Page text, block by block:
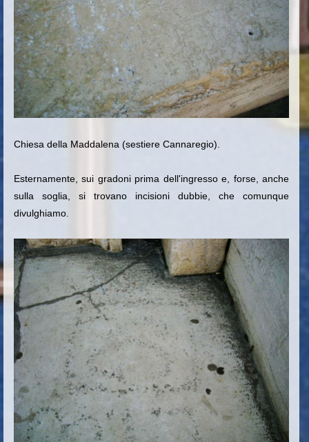
Chiesa della Maddalena (sestiere Cannaregio).
Esternamente, sui gradoni prima dell'ingresso e, forse, anche
sulla soglia, si trovano incisioni dubbie, che comunque
divulghiamo.